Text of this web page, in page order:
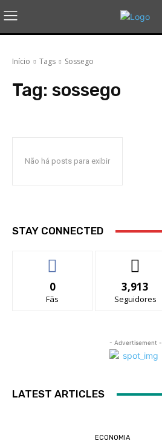
Início Tags Sossego
Tag: sossego
Não há posts para exibir
STAY CONNECTED
0
Fãs
3,913
Seguidores
- Advertisement -
LATEST ARTICLES
ECONOMIA